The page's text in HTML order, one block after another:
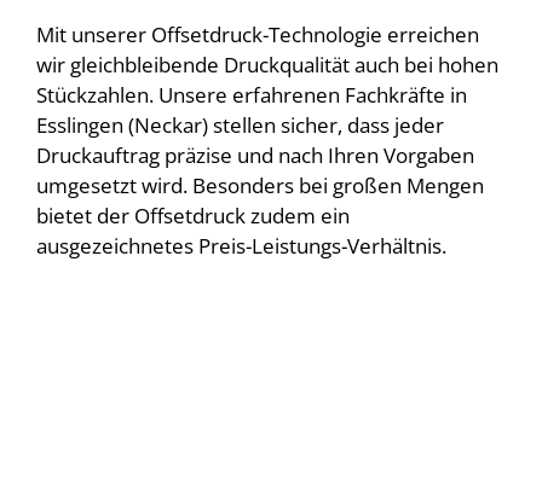
Mit unserer Offsetdruck-Technologie erreichen
wir gleichbleibende Druckqualität auch bei hohen
Stückzahlen. Unsere erfahrenen Fachkräfte in
Esslingen (Neckar) stellen sicher, dass jeder
Druckauftrag präzise und nach Ihren Vorgaben
umgesetzt wird. Besonders bei großen Mengen
bietet der Offsetdruck zudem ein
ausgezeichnetes Preis-Leistungs-Verhältnis.